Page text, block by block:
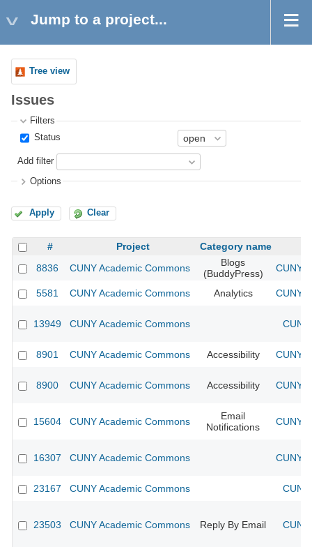
Jump to a project...
Tree view
Issues
Filters
Status
Add filter
Options
Apply Clear
# Project
Category name
8836
CUNY Academic Commons
Blogs
(BuddyPress)
CUNY
5581 CUNY Academic Commons Analytics CUNY
13949 CUNY Academic Commons
8901 CUNY Academic Commons Accessibility CUNY
8900 CUNY Academic Commons Accessibility CUNY
15604 CUNY Academic Commons
Email
Notifications
CUNY
16307 CUNY Academic Commons CUNY
23167 CUNY Academic Commons
23503 CUNY Academic Commons Reply By Email